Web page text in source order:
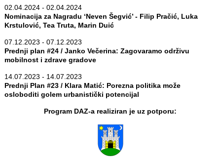
02.04.2024 - 02.04.2024
Nominacija za Nagradu ‘Neven Šegvić’ - Filip Pračić, Luka
Krstulović, Tea Truta, Marin Duić
07.12.2023 - 07.12.2023
Prednji plan #24 / Janko Večerina: Zagovaramo održivu
mobilnost i zdrave gradove
14.07.2023 - 14.07.2023
Prednji Plan #23 / Klara Matić: Porezna politika može
osloboditi golem urbanistički potencijal
Program DAZ-a realiziran je uz potporu: